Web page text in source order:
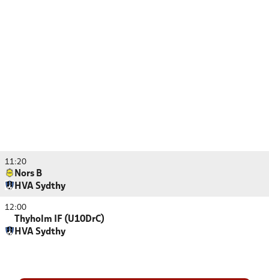
11:20
Nors B
HVA Sydthy
12:00
Thyholm IF (U10DrC)
HVA Sydthy